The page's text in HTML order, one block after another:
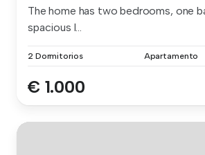
The home has two bedrooms, one
spacious l...
2 Dormitorios Apartamento
€ 1.000